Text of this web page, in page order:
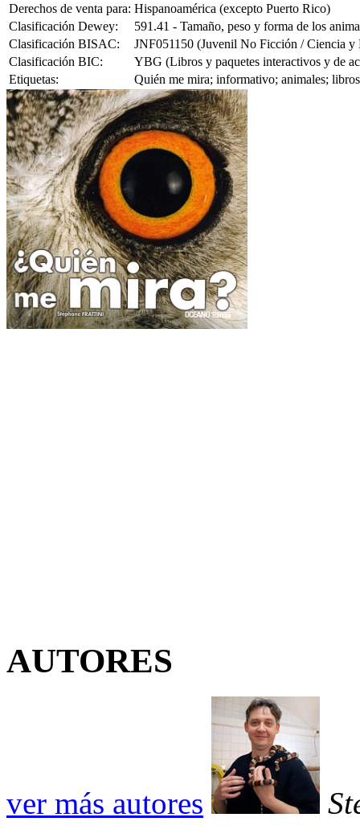
Derechos de venta para: Hispanoamérica (excepto Puerto Rico)
Clasificación Dewey:
591.41 - Tamaño, peso y forma de los
Clasificación BISAC:
JNF051150 (Juvenil No Ficción / Ciencia y
Clasificación BIC:
YBG (Libros y paquetes interactivos y de
Etiquetas:
Quién me mira; informativo; animales;
AUTORES
ver más autores